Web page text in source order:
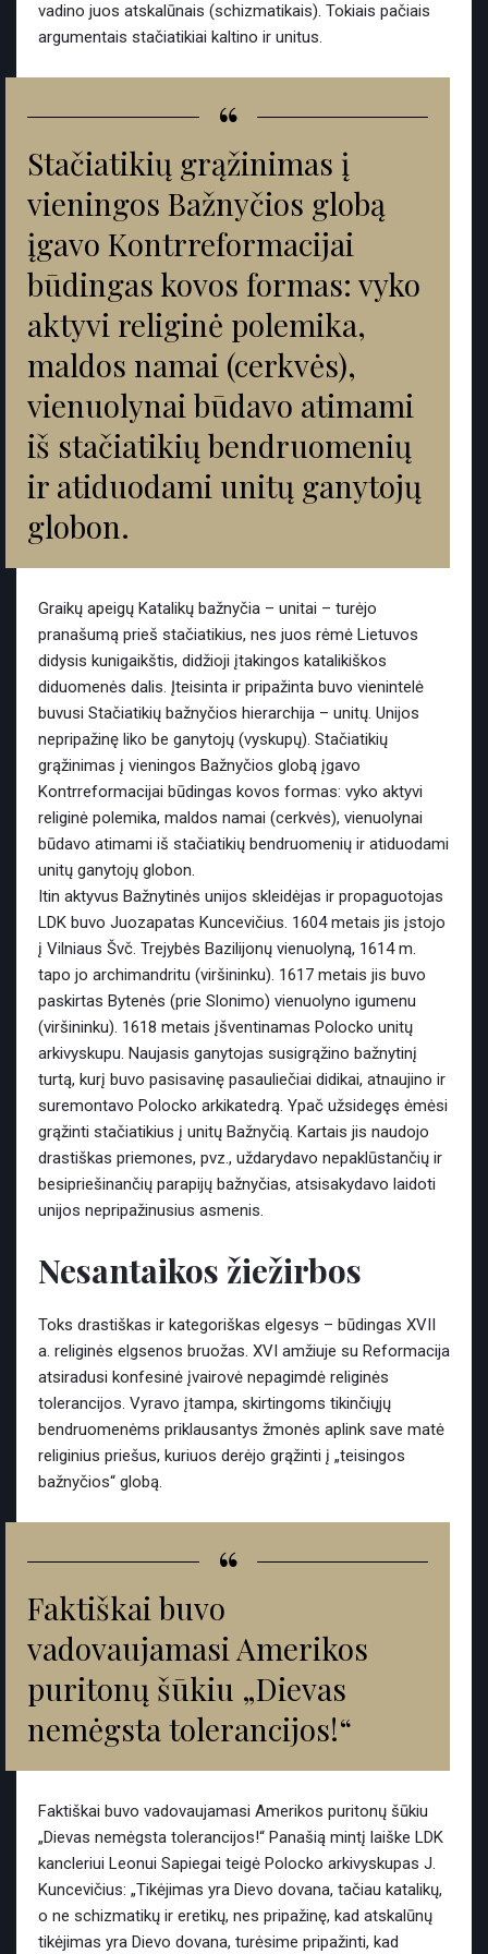
vadino juos atskalūnais (schizmatikais). Tokiais pačiais
argumentais stačiatikiai kaltino ir unitus.
“
Stačiatikių grąžinimas į
vieningos Bažnyčios globą
įgavo Kontrreformacijai
būdingas kovos formas: vyko
aktyvi religinė polemika,
maldos namai (cerkvės),
vienuolynai būdavo atimami
iš stačiatikių bendruomenių
ir atiduodami unitų ganytojų
globon.
Graikų apeigų Katalikų bažnyčia – unitai – turėjo
pranašumą prieš stačiatikius, nes juos rėmė Lietuvos
didysis kunigaikštis, didžioji įtakingos katalikiškos
diduomenės dalis. Įteisinta ir pripažinta buvo vienintelė
buvusi Stačiatikių bažnyčios hierarchija – unitų. Unijos
nepripažinę liko be ganytojų (vyskupų). Stačiatikių
grąžinimas į vieningos Bažnyčios globą įgavo
Kontrreformacijai būdingas kovos formas: vyko aktyvi
religinė polemika, maldos namai (cerkvės), vienuolynai
būdavo atimami iš stačiatikių bendruomenių ir atiduodami
unitų ganytojų globon.
Itin aktyvus Bažnytinės unijos skleidėjas ir propaguotojas
LDK buvo Juozapatas Kuncevičius. 1604 metais jis įstojo
į Vilniaus Švč. Trejybės Bazilijonų vienuolyną, 1614 m.
tapo jo archimandritu (viršininku). 1617 metais jis buvo
paskirtas Bytenės (prie Slonimo) vienuolyno igumenu
(viršininku). 1618 metais įšventinamas Polocko unitų
arkivyskupu. Naujasis ganytojas susigrąžino bažnytinį
turtą, kurį buvo pasisavinę pasauliečiai didikai, atnaujino ir
suremontavo Polocko arkikatedrą. Ypač užsidegęs ėmėsi
grąžinti stačiatikius į unitų Bažnyčią. Kartais jis naudojo
drastiškas priemones, pvz., uždarydavo nepaklūstančių ir
besipriešinančių parapijų bažnyčias, atsisakydavo laidoti
unijos nepripažinusius asmenis.
Nesantaikos žiežirbos
Toks drastiškas ir kategoriškas elgesys – būdingas XVII
a. religinės elgsenos bruožas. XVI amžiuje su Reformacija
atsiradusi konfesinė įvairovė nepagimdė religinės
tolerancijos. Vyravo įtampa, skirtingoms tikinčiųjų
bendruomenėms priklausantys žmonės aplink save matė
religinius priešus, kuriuos derėjo grąžinti į „teisingos
bažnyčios“ globą.
“
Faktiškai buvo
vadovaujamasi Amerikos
puritonų šūkiu „Dievas
nemėgsta tolerancijos!“
Faktiškai buvo vadovaujamasi Amerikos puritonų šūkiu
„Dievas nemėgsta tolerancijos!“ Panašią mintį laiške LDK
kancleriui Leonui Sapiegai teigė Polocko arkivyskupas J.
Kuncevičius: „Tikėjimas yra Dievo dovana, tačiau katalikų,
o ne schizmatikų ir eretikų, nes pripažinę, kad atskalūnų
tikėjimas yra Dievo dovana, turėsime pripažinti, kad